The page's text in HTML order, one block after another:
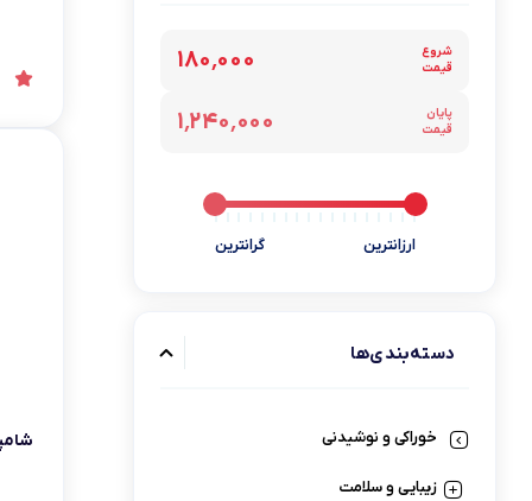
شروع
قیمت
۱۸۰٬۰۰۰
پایان
قیمت
۱٬۲۴۰٬۰۰۰
ارزانترین گرانترین
دسته‌بندی‌ها
خوراکی و نوشیدنی
زیبایی و سلامت